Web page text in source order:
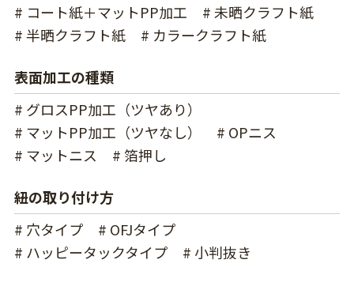
# コート紙＋マットPP加工
# 未晒クラフト紙
# 半晒クラフト紙
# カラークラフト紙
表面加工の種類
# グロスPP加工（ツヤあり）
# マットPP加工（ツヤなし）
# OPニス
# マットニス
# 箔押し
紐の取り付け方
# 穴タイプ
# OFJタイプ
# ハッピータックタイプ
# 小判抜き